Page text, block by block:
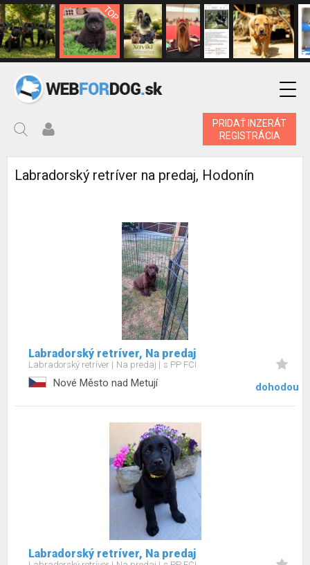
PRIDAŤ INZERÁT
REGISTRÁCIA
Labradorský retríver na predaj, Hodonín
Labradorský retríver, Na predaj
Labradorský retríver Na predaj s PP FCI
Nové Město nad Metují dohodou
Labradorský retríver, Na predaj